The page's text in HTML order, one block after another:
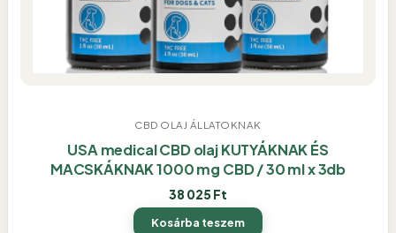
CBD OLAJ ÁLLATOKNAK
USA medical CBD olaj KUTYÁKNAK ÉS
MACSKÁKNAK 1000 mg CBD / 30 ml x 3db
38 025 Ft
Kosárba teszem